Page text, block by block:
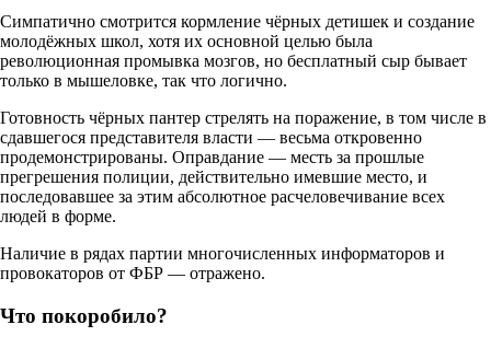
Симпатично смотрится кормление чёрных детишек и создание
молодёжных школ, хотя их основной целью была
революционная промывка мозгов, но бесплатный сыр бывает
только в мышеловке, так что логично.
Готовность чёрных пантер стрелять на поражение, в том числе в
сдавшегося представителя власти — весьма откровенно
продемонстрированы. Оправдание — месть за прошлые
прегрешения полиции, действительно имевшие место, и
последовавшее за этим абсолютное расчеловечивание всех
людей в форме.
Наличие в рядах партии многочисленных информаторов и
провокаторов от ФБР — отражено.
Что покоробило?